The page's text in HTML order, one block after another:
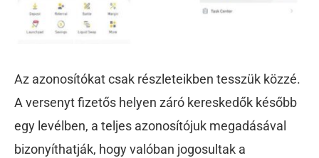
Az azonosítókat csak részleteikben tesszük közzé.
A versenyt fizetős helyen záró kereskedők később
egy levélben, a teljes azonosítójuk megadásával
bizonyíthatják, hogy valóban jogosultak a